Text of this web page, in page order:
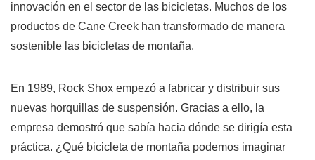
innovación en el sector de las bicicletas. Muchos de los
productos de Cane Creek han transformado de manera
sostenible las bicicletas de montaña.
En 1989, Rock Shox empezó a fabricar y distribuir sus
nuevas horquillas de suspensión. Gracias a ello, la
empresa demostró que sabía hacia dónde se dirigía esta
práctica. ¿Qué bicicleta de montaña podemos imaginar